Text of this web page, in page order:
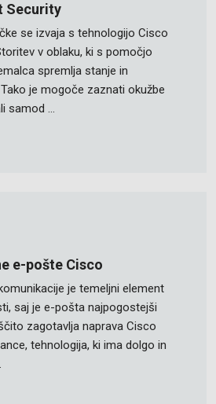
Security
se izvaja s tehnologijo Cisco
v oblaku, ki s pomočjo
spremlja stanje in
je mogoče zaznati okužbe
samod ...
e-pošte Cisco
je temeljni element
saj je e-pošta najpogostejši
zagotavlja naprava Cisco
tehnologija, ki ima dolgo in